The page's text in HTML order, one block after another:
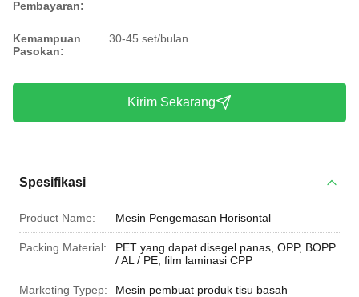
Pembayaran:
Kemampuan
Pasokan:
30-45 set/bulan
Kirim Sekarang
Spesifikasi
Product Name: Mesin Pengemasan Horisontal
Packing Material:
PET yang dapat disegel panas, OPP, BOPP
/ AL / PE, film laminasi CPP
Marketing Typep: Mesin pembuat produk tisu basah